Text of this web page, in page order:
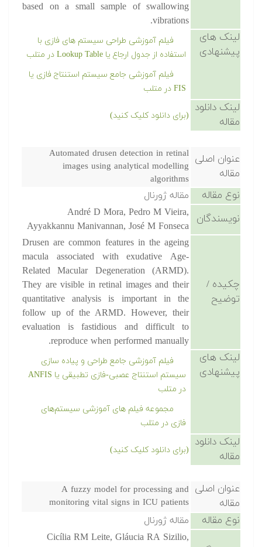
based on a small sample of swallowing
vibrations.
لینک های
پیشنهادی
فیلم آموزشی طراحی سیستم های فازی با
استفاده از جدول ارجاع یا Lookup Table در متلب
فیلم آموزشی جامع سیستم استنتاج فازی
یا FIS در متلب
لینک دانلود
مقاله
(برای دانلود کلیک کنید)
عنوان اصلی
مقاله
Automated drusen detection in retinal
images using analytical modelling
algorithms
نوع مقاله مقاله ژورنال
نویسندگان
André D Mora, Pedro M Vieira,
Ayyakkannu Manivannan, José M Fonseca
چکیده /
توضیح
Drusen are common features in the ageing
macula associated with exudative Age-
Related Macular Degeneration (ARMD).
They are visible in retinal images and their
quantitative analysis is important in the
follow up of the ARMD. However, their
evaluation is fastidious and difficult to
reproduce when performed manually.
لینک های
پیشنهادی
فیلم آموزشی جامع طراحی و پیاده سازی
سیستم استنتاج عصبی-فازی تطبیقی یا ANFIS
در متلب
مجموعه فیلم های آموزشی سیستم‌های
فازی در متلب
لینک دانلود
مقاله
(برای دانلود کلیک کنید)
عنوان اصلی
مقاله
A fuzzy model for processing and
monitoring vital signs in ICU patients
نوع مقاله مقاله ژورنال
Cicília RM Leite, Gláucia RA Sizilio,